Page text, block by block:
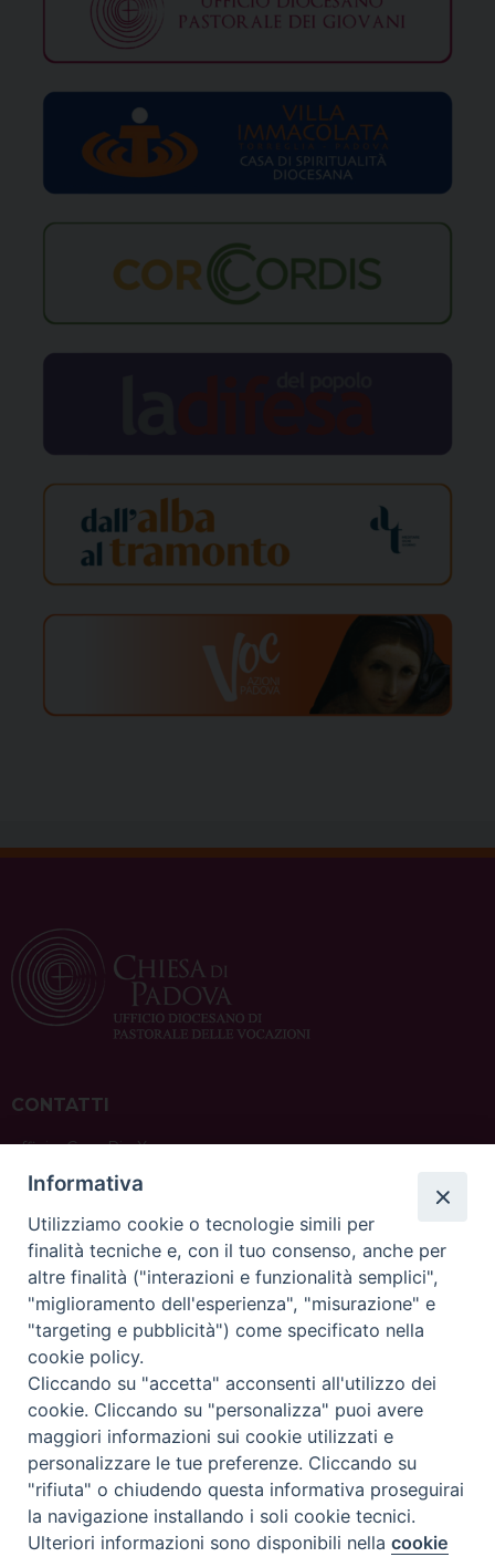
CONTATTI
ufficio: Casa Pio X
via Bonporti, 20 – 35141 Padova
tel: +39 351 619 2354
e mail:ufficiovocazionipadova@gmail.com
sede: Casa Sant'Andrea
via Valmarana, 20 – 35133 Padova
instagram:@casasantandreapadova
e mail:casasantandreapadova@gmail.com
Copyright© ChiesadiPadova2022 Privacy Policy
Preferenze Cookie
Informativa
Utilizziamo cookie o tecnologie simili per
finalità tecniche e, con il tuo consenso, anche per
altre finalità ("interazioni e funzionalità semplici",
"miglioramento dell'esperienza", "misurazione" e
"targeting e pubblicità") come specificato nella
cookie policy.
Cliccando su "accetta" acconsenti all'utilizzo dei
cookie. Cliccando su "personalizza" puoi avere
maggiori informazioni sui cookie utilizzati e
personalizzare le tue preferenze. Cliccando su
"rifiuta" o chiudendo questa informativa proseguirai
la navigazione installando i soli cookie tecnici.
Ulteriori informazioni sono disponibili nellacookie